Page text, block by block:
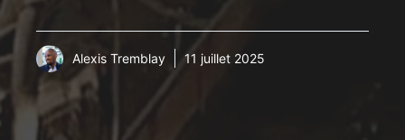
Alexis Tremblay 11 juillet 2025